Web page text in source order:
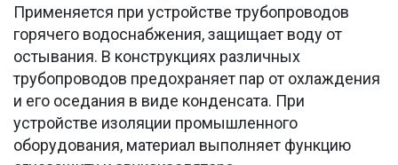
Применяется при устройстве трубопроводов
горячего водоснабжения, защищает воду от
остывания. В конструкциях различных
трубопроводов предохраняет пар от охлаждения
и его оседания в виде конденсата. При
устройстве изоляции промышленного
оборудования, материал выполняет функцию